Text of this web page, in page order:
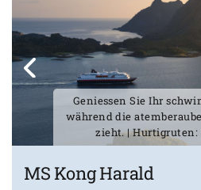
Geniessen Sie Ihr
während die
zieht. |
MS Kong Harald